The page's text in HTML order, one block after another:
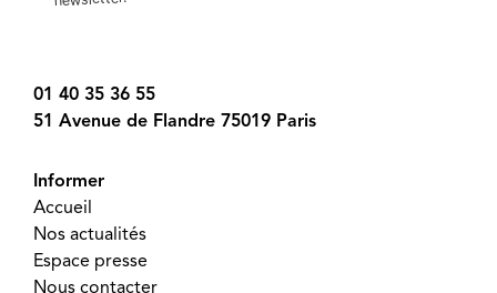
01 40 35 36 55
51 Avenue de Flandre 75019 Paris
Informer
Accueil
Nos actualités
Espace presse
Nous contacter